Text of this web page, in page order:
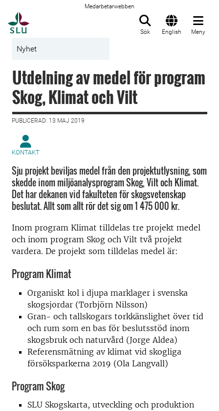
Medarbetarwebben
Sök English Meny
Nyhet
Utdelning av medel för program
Skog, Klimat och Vilt
PUBLICERAD: 13 MAJ 2019
KONTAKT
Sju projekt beviljas medel från den projektutlysning, som
skedde inom miljöanalysprogram Skog, Vilt och Klimat.
Det har dekanen vid fakulteten för skogsvetenskap
beslutat. Allt som allt rör det sig om 1 475 000 kr.
Inom program Klimat tilldelas tre projekt medel
och inom program Skog och Vilt två projekt
vardera. De projekt som tilldelas medel är:
Program Klimat
Organiskt kol i djupa marklager i svenska
skogsjordar (Torbjörn Nilsson)
Gran- och tallskogars torkkänslighet över tid
och rum som en bas för beslutsstöd inom
skogsbruk och naturvård (Jorge Aldea)
Referensmätning av klimat vid skogliga
försöksparkerna 2019 (Ola Langvall)
Program Skog
SLU Skogskarta, utveckling och produktion